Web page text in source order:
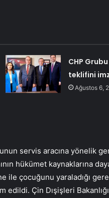
CHP
teklifini
Ağustos 6,
servis aracına yönelik
hükümet kaynaklarına
ile çocuğunu yaraladığı
Çin Dışişleri